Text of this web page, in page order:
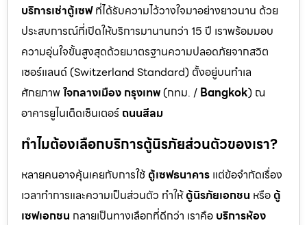
บริการเช่าตู้เซฟที่ได้รับความไว้วางใจมาอย่างยาวนาน ด้วย
ประสบการณ์ที่เปิดให้บริการมานานกว่า 15 ปี เราพร้อมมอบ
ความอุ่นใจขั้นสูงสุดด้วยมาตรฐานความปลอดภัยจากสวิต
เซอร์แลนด์ (Switzerland Standard) ตั้งอยู่บนทำเล
ศักยภาพใจกลางเมือง กรุงเทพ(กทม. / Bangkok) ณ
อาคารยูไนเต็ดเซ็นเตอร์ ถนนสีลม
ทำไมต้องเลือกบริการตู้นิรภัยส่วนตัวของเรา?
หลายคนอาจคุ้นเคยกับการใช้ ตู้เซฟธนาคาร แต่ข้อจำกัดเรื่อง
เวลาทำการและความเป็นส่วนตัว ทำให้ตู้นิรภัยเอกชน หรือ ตู้
เซฟเอกชน กลายเป็นทางเลือกที่ดีกว่า เราคือ บริการห้อง